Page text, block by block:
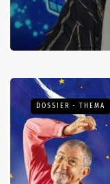
DOSSIER - THEMA